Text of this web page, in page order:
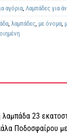
αγόρια, Λαμπάδες για
, λαμπάδες, με όνομα,
λαμπάδα 23
Ποδοσφαίρου